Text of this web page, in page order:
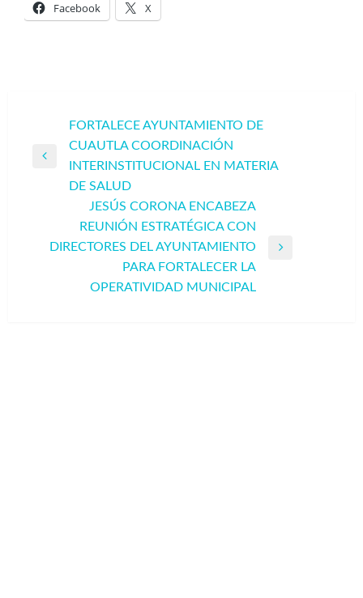
Facebook X
Navegación
de
entradas
Entrada
anterior
FORTALECE AYUNTAMIENTO DE
CUAUTLA COORDINACIÓN
INTERINSTITUCIONAL EN MATERIA
DE SALUD
JESÚS CORONA ENCABEZA
REUNIÓN ESTRATÉGICA CON
DIRECTORES DEL AYUNTAMIENTO
PARA FORTALECER LA
OPERATIVIDAD MUNICIPAL